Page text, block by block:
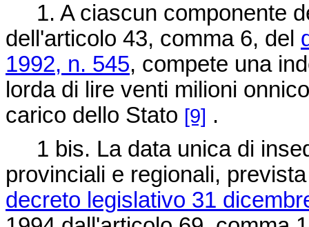
1. A ciascun componente
dell'articolo 43, comma 6, del
1992, n. 545, compete una
lorda di lire venti milioni
carico dello Stato [9] .
1 bis. La data unica di
provinciali e regionali,
decreto legislativo 31